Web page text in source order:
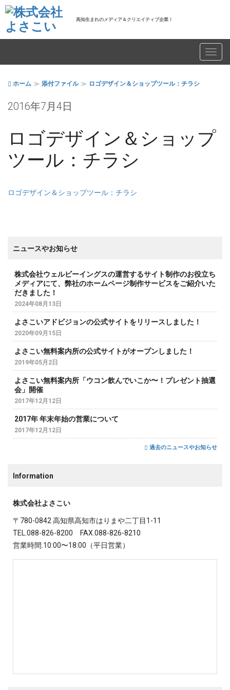
高知生まれのメディア＆クリエイティブ企業！
ホーム 添付ファイル ロゴデザイン＆ショップツール：チラシ
2016年7月4日
ロゴデザイン＆ショップ
ツール：チラシ
ロゴデザイン＆ショップツール：チラシ
ニュースやお知らせ
株式会社ウェルビーイングスの運営するサイト制作のお役立ち
メディアにて、弊社のホームページ制作サービスをご紹介いた
だきました！
2024年08月13日
よさこいアドビジョンの公式サイトをリリースしました！
2020年09月15日
よさこい無料案内所の公式サイトがオープンしました！
2019年05月2日
よさこい無料案内所「ウコン飲んでいこか〜！プレゼント抽選
会」開催
2017年12月12日
2017年 年末年始の営業について
2017年12月12日
過去のニュースやお知らせ
Information
株式会社よさこい
〒780-0842 高知県高知市はりまや二丁目1-11
TEL.088-826-8200 FAX.088-826-8210
営業時間.10:00〜18:00（平日営業）